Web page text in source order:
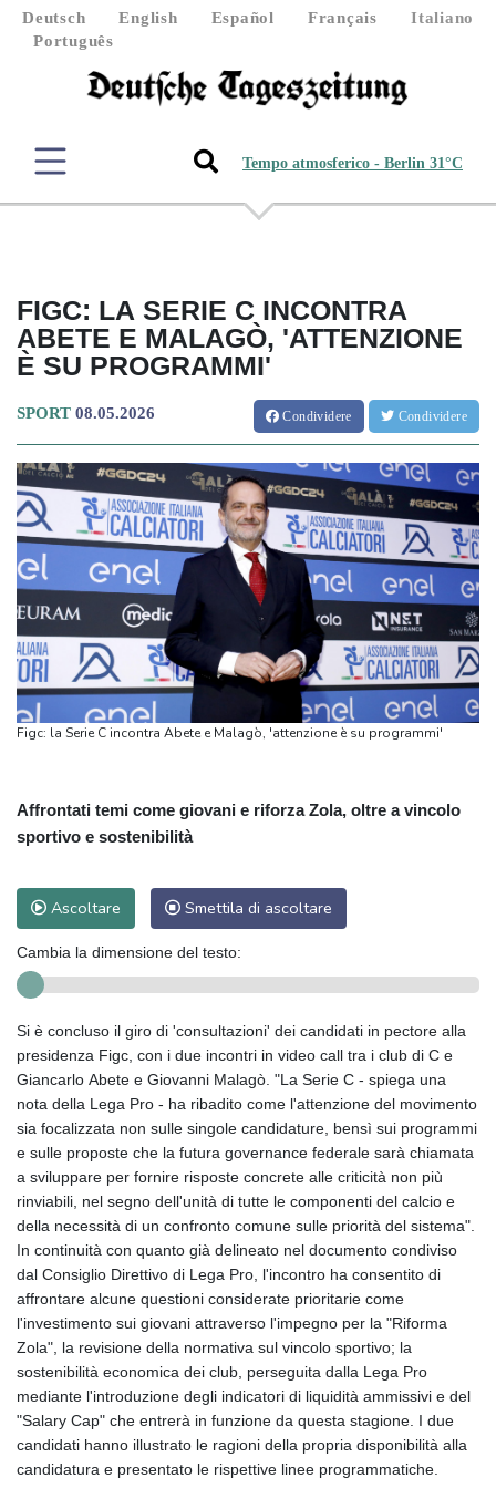
Deutsch English Español Français
Italiano
Português
Tempo atmosferico - Berlin 31°C
FIGC: LA SERIE C INCONTRA
ABETE E MALAGÒ, 'ATTENZIONE
È SU PROGRAMMI'
SPORT 08.05.2026 Condividere Condividere
Figc: la Serie C incontra Abete e Malagò, 'attenzione è su programmi'
Affrontati temi come giovani e riforza Zola, oltre a vincolo
sportivo e sostenibilità
Ascoltare Smettila di ascoltare
Cambia la dimensione del testo:
Si è concluso il giro di 'consultazioni' dei candidati in pectore alla
presidenza Figc, con i due incontri in video call tra i club di C e
Giancarlo Abete e Giovanni Malagò. "La Serie C - spiega una
nota della Lega Pro - ha ribadito come l'attenzione del movimento
sia focalizzata non sulle singole candidature, bensì sui programmi
e sulle proposte che la futura governance federale sarà chiamata
a sviluppare per fornire risposte concrete alle criticità non più
rinviabili, nel segno dell'unità di tutte le componenti del calcio e
della necessità di un confronto comune sulle priorità del sistema".
In continuità con quanto già delineato nel documento condiviso
dal Consiglio Direttivo di Lega Pro, l'incontro ha consentito di
affrontare alcune questioni considerate prioritarie come
l'investimento sui giovani attraverso l'impegno per la "Riforma
Zola", la revisione della normativa sul vincolo sportivo; la
sostenibilità economica dei club, perseguita dalla Lega Pro
mediante l'introduzione degli indicatori di liquidità ammissivi e del
"Salary Cap" che entrerà in funzione da questa stagione. I due
candidati hanno illustrato le ragioni della propria disponibilità alla
candidatura e presentato le rispettive linee programmatiche.